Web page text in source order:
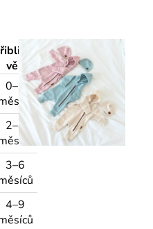
věk
0–3
2–4
3–6
4–9